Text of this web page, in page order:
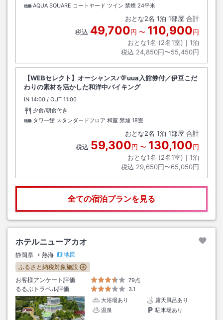
AQUA SQUARE コートヤード ツイン 禁煙 24平米
おとな2名 1泊 1部屋 合計
税込 49,700円 〜 110,900円
おとな1名 (2名1室)｜ 1泊
税込 24,850円〜55,450円
【WEBセレクト】オーシャンスパFuua入館券付／伊豆こだ
わりの素材を活かした和洋中バイキング
IN チェックイン
14:00 / OUT チェックアウト
11:00
夕食/朝食付き
タワー館 スタンダードフロア 和室 禁煙 18畳
おとな2名 1泊 1部屋 合計
税込 59,300円 〜 130,100円
おとな1名 (2名1室)｜ 1泊
税込 29,650円〜65,050円
全ての宿泊プランを見る
ホテルニューアカオ
静岡県 熱海
地図
ふるさと納税対象施設
お客様アンケート評価
79点
るるぶトラベル評価
3.1
大浴場あり
露天風呂あり
温泉
駐車場あり